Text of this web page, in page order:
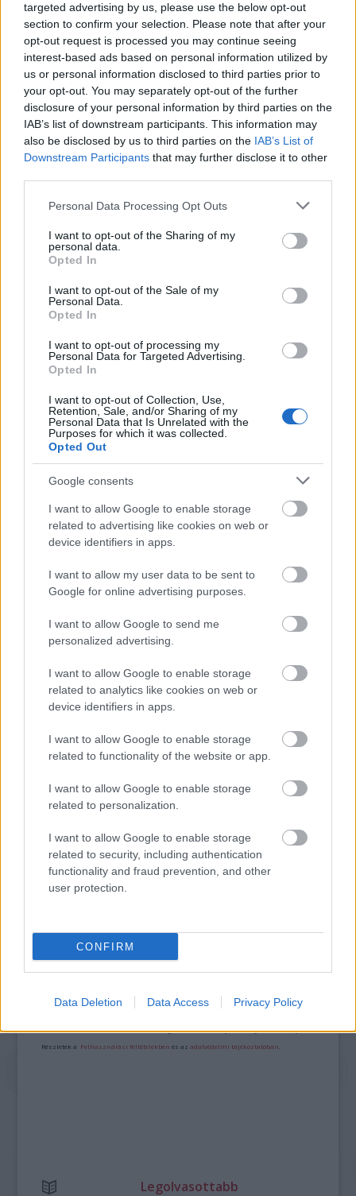
targeted advertising by us, please use the below opt-out
section to confirm your selection. Please note that after your
opt-out request is processed you may continue seeing
interest-based ads based on personal information utilized by
us or personal information disclosed to third parties prior to
your opt-out. You may separately opt-out of the further
disclosure of your personal information by third parties on the
IAB’s list of downstream participants. This information may
also be disclosed by us to third parties on the IAB’s List of
Downstream Participants that may further disclose it to other
Please note that this website/app uses one or more Google
not limited to your visit or usage behaviour. You may click to
grant or deny consent to Google and its third-party tags to
use your data for below specified purposes in below Google
consent section.
Personal Data Processing Opt Outs
I want to opt-out of the Sharing of my
personal data.
Opted In
I want to opt-out of the Sale of my
Personal Data.
Opted In
I want to opt-out of processing my
Personal Data for Targeted Advertising.
Opted In
I want to opt-out of Collection, Use,
Retention, Sale, and/or Sharing of my
Personal Data that Is Unrelated with the
Purposes for which it was collected.
Opted Out
Google consents
I want to allow Google to enable storage
related to advertising like cookies on web or
device identifiers in apps.
I want to allow my user data to be sent to
Google for online advertising purposes.
I want to allow Google to send me
personalized advertising.
I want to allow Google to enable storage
related to analytics like cookies on web or
device identifiers in apps.
I want to allow Google to enable storage
related to functionality of the website or app.
I want to allow Google to enable storage
related to personalization.
I want to allow Google to enable storage
related to security, including authentication
functionality and fraud prevention, and other
user protection.
CONFIRM
Data Deletion Data Access Privacy Policy
fizetési tippekkel is ellátják a randizni
vágyókat. A honlap szerint a legjobb, ha a
randi költségének felét a találkozó elején,
másik felét a végén fizeti ki az úriember.
A felháborodást az okozta, hogy sokak
szemében a whatsyourprice.com stílusa és
eljárásmódja semmiben nem különbözik a
prostitúciótól, amit az oldal hevesen cáfol.
Szerintük itt egyszerűen az első randevú
kifizetéséről van szó. A szexet egyáltalán nem
tartalmaz az ajánlatuk, bár állításuk szerint,
sem kizárt, de ez minden randevúzáshoz
hozzátartozik.
Hozzáteszik: ez a nők számára is egy
előnyösebb randizási forma. Hiszen
partner, a tudat, hogy kifizetik az idejüket,
valószínűleg mérsékli a csalódottságot.
Forrás:Gawker.com
Internet
SZAVAKKAL FESTENI
vonatkozó jogszabályok
értelmében felhasználói tartalomnak
nem vállal, azokat nem ellenőrzi. Kifogás esetén forduljon a blog szerkesztőjéhez.
Részletek a Felhasználási feltételekben és azadatvédelmi tájékoztatóban
Legolvasottabb